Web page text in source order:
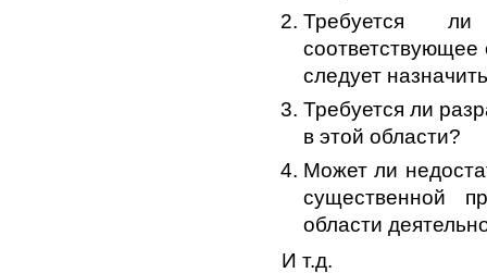
Требуется ли
соответствующее
следует
Требуется ли
в этой области?
Может ли
существенной
области
И т.д.